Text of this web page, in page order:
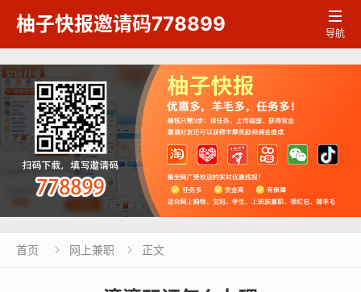
柚子快报邀请码778899 
导航
首页  网上兼职  正文